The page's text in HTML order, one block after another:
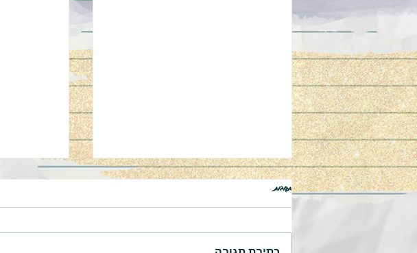
ספר שירה משלי קריאה לכתוב ספר
תגובות